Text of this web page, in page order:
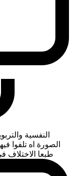
النفسية
الصورة اه تلفوا
طبعا الاختلاف